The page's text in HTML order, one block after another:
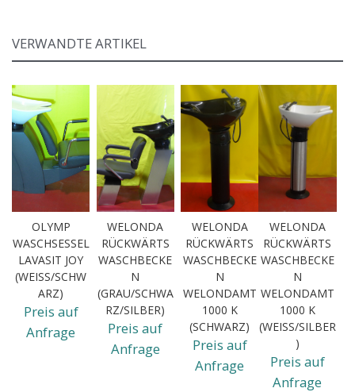
VERWANDTE ARTIKEL
OLYMP
WASCHSESSEL
LAVASIT JOY
(WEISS/SCHWA
RZ)
Preis auf
Anfrage
WELONDA
RÜCKWÄRTS
WASCHBECKE
N
(GRAU/SCHWA
RZ/SILBER)
Preis auf
Anfrage
WELONDA
RÜCKWÄRTS
WASCHBECKE
N
WELONDAMT
1000 K
(SCHWARZ)
Preis auf
Anfrage
WELONDA
RÜCKWÄRTS
WASCHBECKE
N
WELONDAMT
1000 K
(WEISS/SILBER)
Preis auf
Anfrage